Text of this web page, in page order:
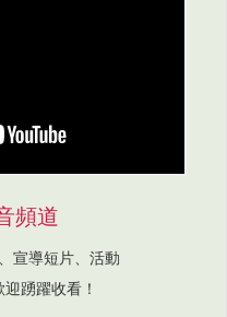
頻道
宣導短片、活動
踴躍收看！